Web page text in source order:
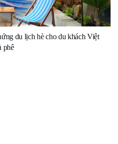
du lịch hè cho du khách Việt
phê